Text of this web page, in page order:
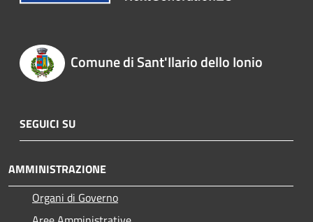
Comune di Sant'Ilario dello Ionio
SEGUICI SU
AMMINISTRAZIONE
Organi di Governo